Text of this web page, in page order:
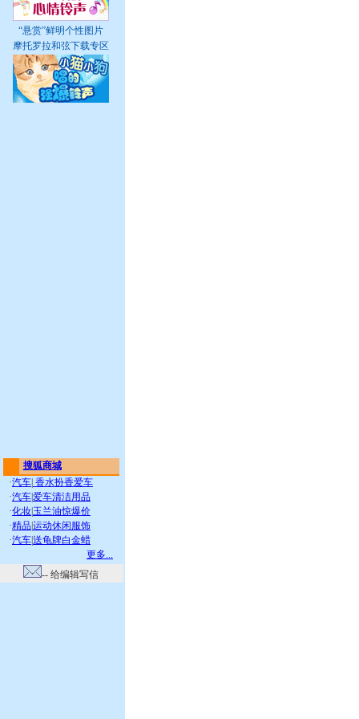
“悬赏”鲜明个性图片
摩托罗拉和弦下载专区
搜狐商城
·汽车 香水扮香爱车
·汽车爱车清洁用品
·化妆 玉兰油惊爆价
·精品运动休闲服饰
·汽车送龟牌白金蜡
更多...
-- 给编辑写信